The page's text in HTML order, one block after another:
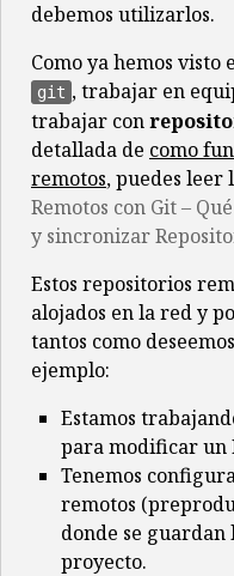
debemos utilizarlos.
Como ya hemos
git , trabajar en
trabajar con
detallada de como
remotos, puedes leer
Remotos con Git –
y sincronizar
Estos repositorios
alojados en la red y
tantos como
ejemplo:
Estamos
para modificar un
Tenemos
remotos
donde se
proyecto.